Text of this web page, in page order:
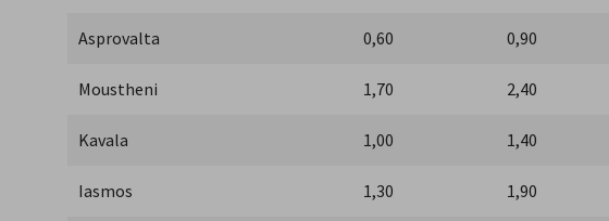
Asprovalta 0,60 0,90
Moustheni 1,70 2,40
Kavala 1,00 1,40
Iasmos 1,30 1,90